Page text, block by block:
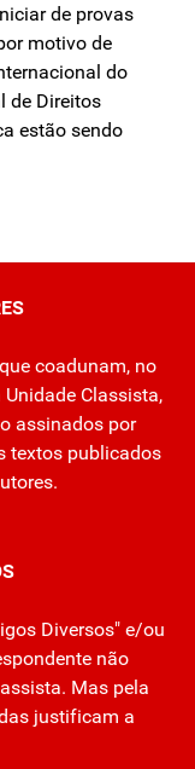
de provas
motivo de
do
de Direitos
estão sendo
coadunam, no
Classista,
assinados por
textos publicados
Diversos" e/ou
não
Mas pela
justificam a